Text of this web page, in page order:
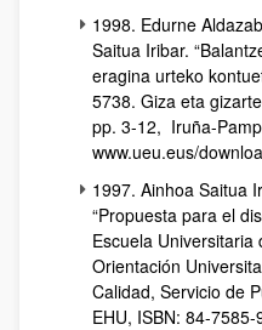
1998. Edurne
Saitua Iribar.
eragina urteko
5738. Giza eta
pp. 3-12, Iruña-
www.ueu.eus/
1997. Ainhoa Saitua
“Propuesta para el
Escuela Universitaria
Orientación
Calidad, Servicio de
EHU, ISBN: 84-